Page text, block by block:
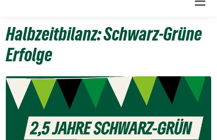
Halbzeitbilanz: Schwarz-Grüne
Erfolge